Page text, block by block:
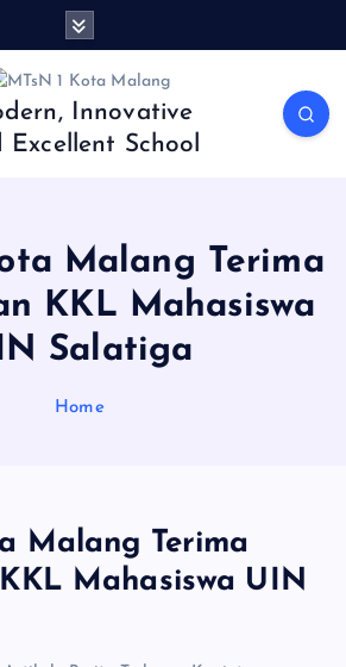
Innovative
Excellent School
Malang Terima
KKL Mahasiswa
Salatiga
Home
Malang Terima
Mahasiswa UIN